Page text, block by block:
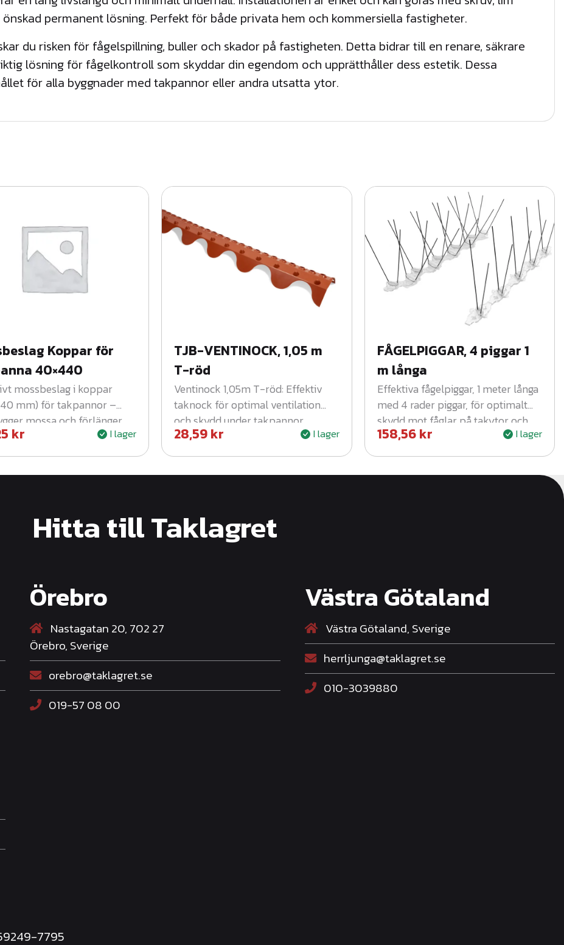
r
3
c
m
å
ä
g
d
permanent lösning. Perfekt för både privata hem och kommersiella fastigheter.
du risken för fågelspillning, buller och skador på fastigheten. Detta bidrar till en renare, säkrare
lösning för fågelkontroll som skyddar din egendom och upprätthåller dess estetik. Dessa
för alla byggnader med takpannor eller andra utsatta ytor.
Koppar för
40×440
mossbeslag i koppar
mm) för takpannor –
mossa och förlänger
kr I lager
TJB-VENTINOCK, 1,05 m
T-röd
Ventinock 1,05m T-röd: Effektiv
taknock för optimal ventilation
och skydd under takpannor.
28,59kr I lager
FÅGELPIGGAR, 4 piggar 1
m långa
Effektiva fågelpiggar, 1 meter långa
med 4 rader piggar, för optimalt
skydd mot fåglar på takytor och
byggnader.
158,56kr I lager
Hitta till Taklagret
Örebro
Nastagatan 20, 702 27
Örebro, Sverige
orebro@taklagret.se
019-57 08 00
Västra Götaland
Västra Götaland, Sverige
herrljunga@taklagret.se
010-3039880
7795